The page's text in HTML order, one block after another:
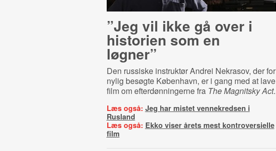
”Jeg vil ikke gå over i
historien som en
løgner”
Den russiske instruktør Andrei Nekrasov, der for
nylig besøgte København, er i gang med at lave
film om efterdønningerne fra The Magnitsky Act.
Læs også: Jeg har mistet vennekredsen i
Rusland
Læs også: Ekko viser årets mest kontroversielle
film